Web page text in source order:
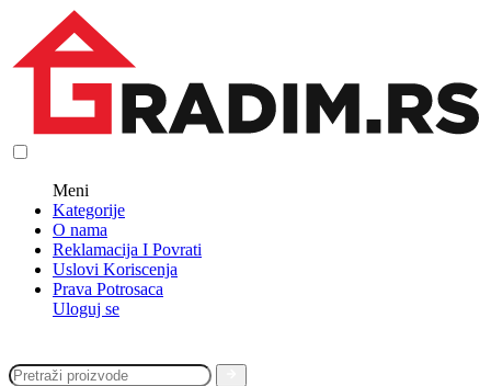
Meni
Kategorije
O nama
Reklamacija I Povrati
Uslovi Koriscenja
Prava Potrosaca
Uloguj se